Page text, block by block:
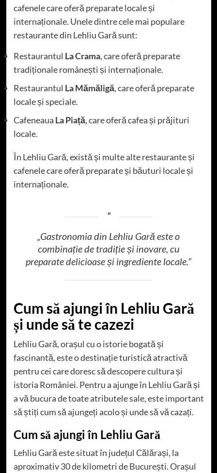
cafenele care oferă preparate locale și
internaționale. Unele dintre cele mai populare
restaurante din Lehliu Gară sunt:
Restaurantul La Crama, care oferă preparate
tradiționale românești și internaționale.
Restaurantul La Mămăligă, care oferă preparate
locale și speciale.
Cafeneaua La Piață, care oferă cafea și prăjituri
locale.
În Lehliu Gară, există și multe alte restaurante și
cafenele care oferă preparate și băuturi locale și
internaționale.
„Gastronomia din Lehliu Gară este o
combinație de tradiție și inovare, cu
preparate delicioase și ingrediente locale.”
Cum să ajungi în Lehliu Gară
și unde să te cazezi
Lehliu Gară, orașul cu o istorie bogată și
fascinantă, este o destinație turistică atractivă
pentru cei care doresc să descopere cultura și
istoria României. Pentru a ajunge în Lehliu Gară și
a vă bucura de toate atributele sale, este important
să știți cum să ajungeți acolo și unde să vă cazați.
Cum să ajungi în Lehliu Gară
Lehliu Gară este situat în județul Călărași, la
aproximativ 30 de kilometri de București. Orașul